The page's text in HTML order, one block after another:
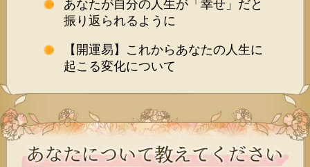
あなたが自分の人生が「幸せ」だと
振り返られるように
【開運易】これからあなたの人生に
起こる変化について